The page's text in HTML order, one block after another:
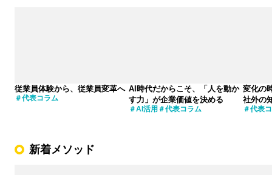
従業員体験から、従業員変革へ
代表コラム
AI時代だからこそ、「人を動か
す力」が企業価値を決める
AI活用 代表コラム
変化の
社外の
代表
新着メソッド